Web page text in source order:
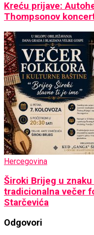
Kreću prijave:
Thompsonov
Hercegovina
Široki Brijeg u
tradicionalna večer
Starčevića
Odgovori